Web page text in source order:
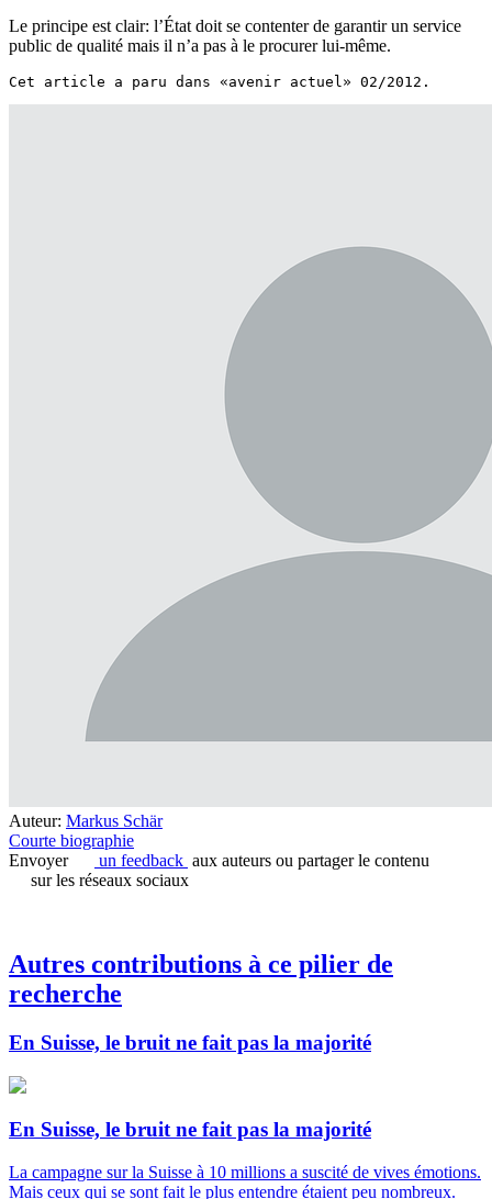
Le principe est clair: l’État doit se contenter de garantir un service
public de qualité mais il n’a pas à le procurer lui-même.
Cet article a paru dans «avenir actuel» 02/2012.
Auteur: Markus Schär
Courte biographie
Envoyer
un feedback aux auteurs ou partager le contenu
sur les réseaux sociaux
Autres contributions à ce pilier de
recherche
En Suisse, le bruit ne fait pas la majorité
En Suisse, le bruit ne fait pas la majorité
La campagne sur la Suisse à 10 millions a suscité de vives émotions.
Mais ceux qui se sont fait le plus entendre étaient peu nombreux.